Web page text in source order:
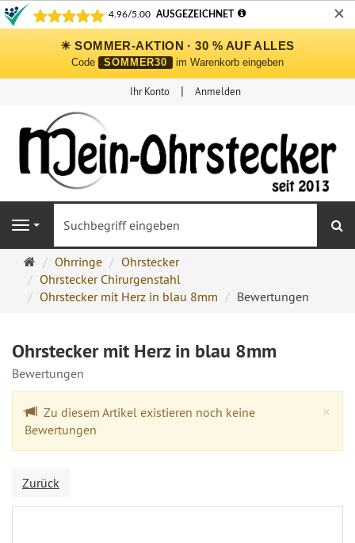
✕
☀ SOMMER-AKTION · 30 % AUF ALLES
Code SOMMER30 im Warenkorb eingeben
Ihr Konto Anmelden
Navigation
Ohrringe
Ohrstecker
Onlineshop
Ohrringe
Ohrstecker
Ohrstecker Chirurgenstahl
Ohrstecker mit Herz in blau 8mm
Bewertungen
Ohrstecker mit Herz in blau 8mm
Bewertungen
×
Zu diesem Artikel existieren noch keine
Bewertungen
Zurück